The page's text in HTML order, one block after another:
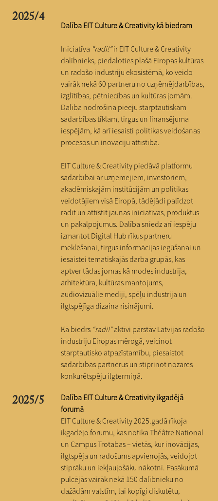
2025/4
Dalība EIT Culture & Creativity kā biedram
Iniciatīva “radi!”ir EIT Culture & Creativity
dalībnieks, piedaloties plašā Eiropas kultūras
un radošo industriju ekosistēmā, ko veido
vairāk nekā 60 partneru no uzņēmējdarbības,
izglītības, pētniecības un kultūras jomām.
Dalība nodrošina pieeju starptautiskam
sadarbības tīklam, tirgus un finansējuma
iespējām, kā arī iesaisti politikas veidošanas
procesos un inovāciju attīstībā.
EIT Culture & Creativity piedāvā platformu
sadarbībai ar uzņēmējiem, investoriem,
akadēmiskajām institūcijām un politikas
veidotājiem visā Eiropā, tādējādi palīdzot
radīt un attīstīt jaunas iniciatīvas, produktus
un pakalpojumus. Dalība sniedz arī iespēju
izmantot Digital Hub rīkus partneru
meklēšanai, tirgus informācijas iegūšanai un
iesaistei tematiskajās darba grupās, kas
aptver tādas jomas kā modes industrija,
arhitektūra, kultūras mantojums,
audiovizuālie mediji, spēļu industrija un
ilgtspējīga dizaina risinājumi.
Kā biedrs “radi!”aktīvi pārstāv Latvijas radošo
industriju Eiropas mērogā, veicinot
starptautisko atpazīstamību, piesaistot
sadarbības partnerus un stiprinot nozares
konkurētspēju ilgtermiņā.
2025/5
Dalība EIT Culture & Creativity ikgadējā
forumā
EIT Culture & Creativity 2025.gadā rīkoja
ikgadējo forumu, kas notika Théâtre National
un Campus Trotabas – vietās, kur inovācijas,
ilgtspēja un radošums apvienojās, veidojot
stiprāku un iekļaujošāku nākotni. Pasākumā
pulcējās vairāk nekā 150 dalībnieku no
dažādām valstīm, lai kopīgi diskutētu,